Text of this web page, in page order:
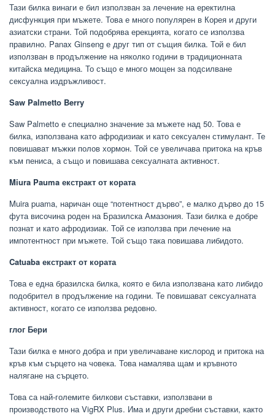
Тази билка винаги е бил използван за лечение на еректилна
дисфункция при мъжете. Това е много популярен в Корея и други
азиатски страни. Той подобрява ерекцията, когато се използва
правилно. Panax Ginseng е друг тип от същия билка. Той е бил
използван в продължение на няколко години в традиционната
китайска медицина. То също е много мощен за подсилване
сексуална издръжливост.
Saw Palmetto Berry
Saw Palmetto е специално значение за мъжете над 50. Това е
билка, използвана като афродизиак и като сексуален стимулант. Те
повишават мъжки полов хормон. Той се увеличава притока на кръв
към пениса, а също и повишава сексуалната активност.
Miura Pauma екстракт от кората
Muira puama, наричан още “потентност дърво”, е малко дърво до 15
фута височина роден на Бразилска Амазония. Тази билка е добре
познат и като афродизиак. Той се използва при лечение на
импотентност при мъжете. Той също така повишава либидото.
Catuaba екстракт от кората
Това е една бразилска билка, която е била използвана като либидо
подобрител в продължение на години. Те повишават сексуалната
активност, когато се използва редовно.
глог Бери
Тази билка е много добра и при увеличаване кислород и притока на
кръв към сърцето на човека. Това намалява щам и кръвното
налягане на сърцето.
Това са най-големите билкови съставки, използвани в
производството на VigRX Plus. Има и други дребни съставки, както